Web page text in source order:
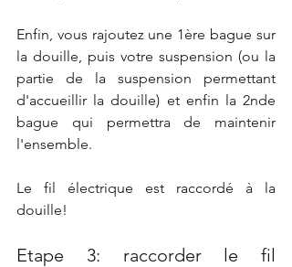
Enfin, vous rajoutez une 1ère bague sur
la douille, puis votre suspension (ou la
partie de la suspension permettant
d'accueillir la douille) et enfin la 2nde
bague qui permettra de maintenir
l'ensemble.
Le fil électrique est raccordé à la
douille!
Etape 3: raccorder le fil